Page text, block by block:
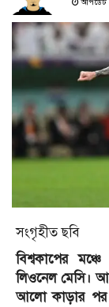
আপডেট
সংগৃহীত ছবি
বিশ্বকাপের
লিওনেল মেসি।
আলো কাড়ার পর